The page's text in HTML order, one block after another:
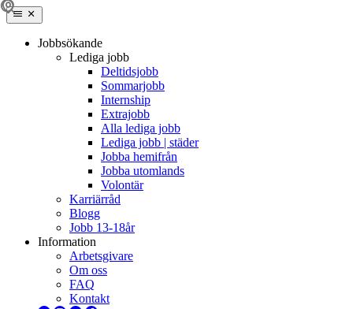
Jobbsökande
Lediga jobb
Deltidsjobb
Sommarjobb
Internship
Extrajobb
Alla lediga jobb
Lediga jobb | städer
Jobba hemifrån
Jobba utomlands
Volontär
Karriärråd
Blogg
Jobb 13-18år
Information
Arbetsgivare
Om oss
FAQ
Kontakt